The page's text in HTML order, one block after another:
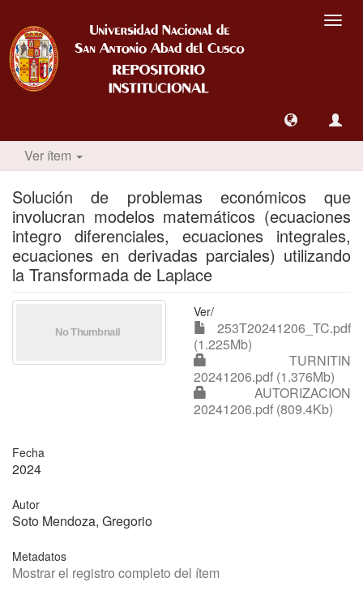
Ver ítem
Solución de problemas económicos que
involucran modelos matemáticos (ecuaciones
integro diferenciales, ecuaciones integrales,
ecuaciones en derivadas parciales) utilizando
la Transformada de Laplace
Ver/
253T20241206_TC.pdf
(1.225Mb)
TURNITIN
20241206.pdf (1.376Mb)
AUTORIZACION
20241206.pdf (809.4Kb)
Fecha
2024
Autor
Soto Mendoza, Gregorio
Metadatos
Mostrar el registro completo del ítem